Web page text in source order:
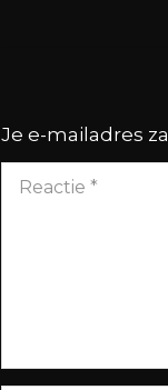
Je e-mailadres